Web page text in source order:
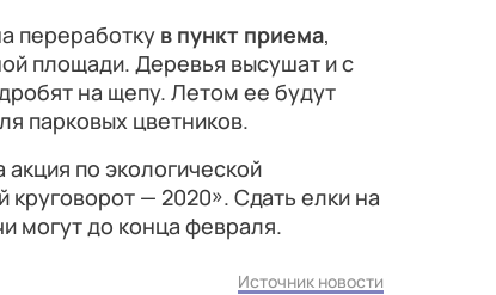
переработку в пункт приема,
площади. Деревья высушат и с
на щепу. Летом ее будут
парковых цветников.
по экологической
— 2020». Сдать елки на
могут до конца февраля.
Источник новости